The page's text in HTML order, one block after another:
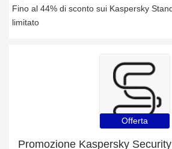
Fino al 44% di sconto sui Kaspersky
limitato
Offerta